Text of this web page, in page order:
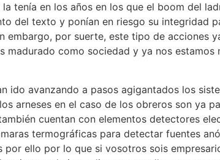
tenía en los años en los que el boom del
del texto y ponían en riesgo su integridad
embargo, por suerte, este tipo de
madurado como sociedad y ya nos
ido avanzando a pasos agigantados los
arneses en el caso de los obreros son ya
cuentan con elementos detectores
termográficas para detectar fuentes
ello por lo que si vosotros sois